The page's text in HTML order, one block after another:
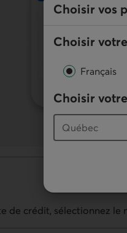
Choisir vos
Choisir
Français
Choisir
de crédit, sélectionnez le